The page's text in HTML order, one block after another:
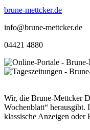
brune-mettcker.de
info@brune-mettcker.de
04421 4880
Wir, die Brune-Mettcker
Wochenblatt“
klassische Anzeigen oder